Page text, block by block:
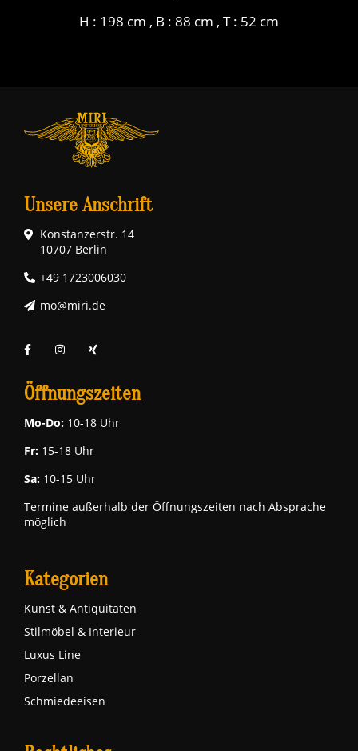
H : 198 cm , B : 88 cm , T : 52 cm
Unsere Anschrift
Konstanzerstr. 14
10707 Berlin
+49 1723006030
mo@miri.de
Öffnungszeiten
Mo-Do: 10-18 Uhr
Fr: 15-18 Uhr
Sa: 10-15 Uhr
Termine außerhalb der Öffnungszeiten nach Absprache
möglich
Kategorien
Kunst & Antiquitäten
Stilmöbel & Interieur
Luxus Line
Porzellan
Schmiedeeisen